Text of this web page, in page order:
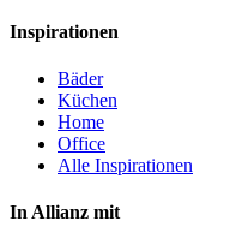
Inspirationen
Bäder
Küchen
Home
Office
Alle Inspirationen
In Allianz mit